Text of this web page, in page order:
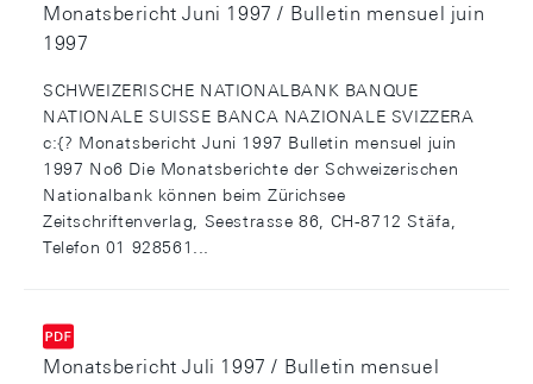
Monatsbericht Juni 1997 / Bulletin mensuel juin
1997
SCHWEIZERISCHE NATIONALBANK BANQUE
NATIONALE SUISSE BANCA NAZIONALE SVIZZERA
c:{? Monatsbericht Juni 1997 Bulletin mensuel juin
1997 No6 Die Monatsberichte der Schweizerischen
Nationalbank können beim Zürichsee
Zeitschriftenverlag, Seestrasse 86, CH-8712 Stäfa,
Telefon 01 928561...
Monatsbericht Juli 1997 / Bulletin mensuel